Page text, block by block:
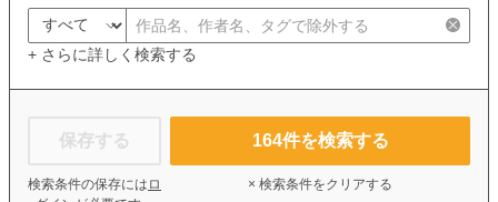
+ さらに詳しく検索する
保存する
検索条件の保存には ロ
164件を検索する
× 検索条件をクリアする